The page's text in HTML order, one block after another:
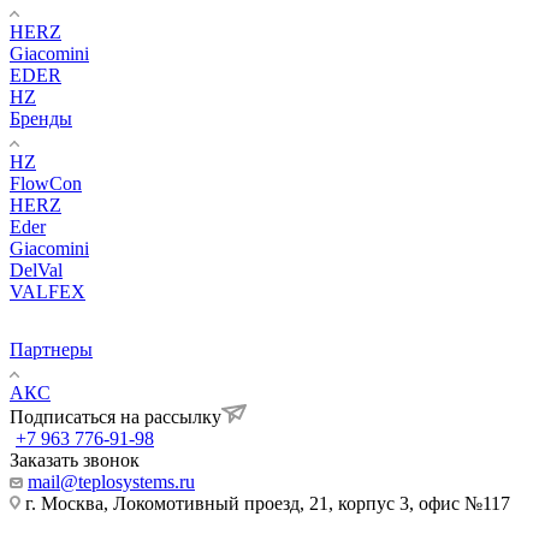
HERZ
Giacomini
EDER
HZ
Бренды
HZ
FlowCon
HERZ
Eder
Giacomini
DelVal
VALFEX
Партнеры
АКС
Подписаться на рассылку
+7 963 776-91-98
Заказать звонок
mail@teplosystems.ru
г. Москва, Локомотивный проезд, 21, корпус 3, офис №117